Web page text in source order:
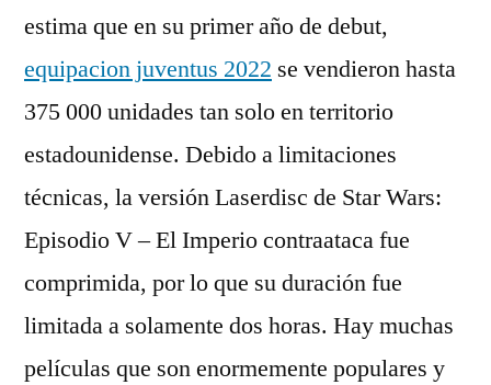
estima que en su primer año de debut,
equipacion juventus 2022 se vendieron hasta
375 000 unidades tan solo en territorio
estadounidense. Debido a limitaciones
técnicas, la versión Laserdisc de Star Wars:
Episodio V – El Imperio contraataca fue
comprimida, por lo que su duración fue
limitada a solamente dos horas. Hay muchas
películas que son enormemente populares y